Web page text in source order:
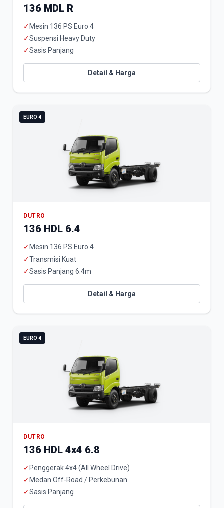
136 MDL R
✓ Mesin 136 PS Euro 4
✓Suspensi Heavy Duty
✓Sasis Panjang
Detail & Harga
EURO 4
DUTRO
136 HDL 6.4
✓ Mesin 136 PS Euro 4
✓Transmisi Kuat
✓Sasis Panjang 6.4m
Detail & Harga
EURO 4
DUTRO
136 HDL 4x4 6.8
✓ Penggerak 4x4 (All Wheel Drive)
✓ Medan Off-Road / Perkebunan
✓Sasis Panjang